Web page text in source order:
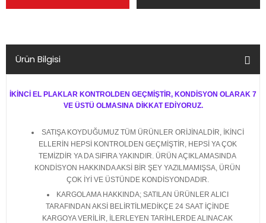
Ürün Bilgisi
İKİNCİ EL PLAKLAR KONTROLDEN GEÇMİŞTİR, KONDİSYON OLARAK 7
VE ÜSTÜ OLMASINA DİKKAT EDİYORUZ.
SATIŞA KOYDUĞUMUZ TÜM ÜRÜNLER ORİJİNALDİR, İKİNCİ
ELLERİN HEPSİ KONTROLDEN GEÇMİŞTİR, HEPSİ YA ÇOK
TEMİZDİR YA DA SIFIRA YAKINDIR. ÜRÜN AÇIKLAMASINDA
KONDİSYON HAKKINDA AKSİ BİR ŞEY YAZILMAMIŞSA, ÜRÜN
ÇOK İYİ VE ÜSTÜNDE KONDİSYONDADIR.
KARGOLAMA HAKKINDA; SATILAN ÜRÜNLER ALICI
TARAFINDAN AKSİ BELİRTİLMEDİKÇE 24 SAAT İÇİNDE
KARGOYA VERİLİR, İLERLEYEN TARİHLERDE ALINACAK